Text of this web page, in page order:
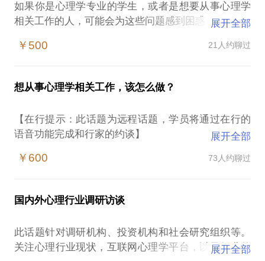
如果你是心理学专业的学生，或者是想要从事心理学
相关工作的人，可能会为这些问题感到困惑：
我想考心理咨询师资格证从事心理咨询工作，广州哪
心理系毕业的小伙伴都做什么？心理学能做哪些有趣
的工作？
我可以分享自己快10年的心理学工作经验，与心理学
展开全部
￥500 21人约聊过
想从事心理学相关工作，该怎么做？
【在行提示：此话题为远程话题，学员将通过在行的
语音功能完成和行家的约谈】
道的时候都会来咨询我进入心理领域的可行性。
1.目前国内/国际的心理行业现状和未来发展趋势
2.从事这个行业需要具备什么素质？
4.要不要学一个心理学硕士，在职还是全职的，国内
哪家高校好？
展开全部
￥600 73人约聊过
国内外心理行业调研访谈
此话题针对调研机构、投资机构和社会研究组织等。
关注心理行业现状，互联网心理学平台，以及行业的
展开全部